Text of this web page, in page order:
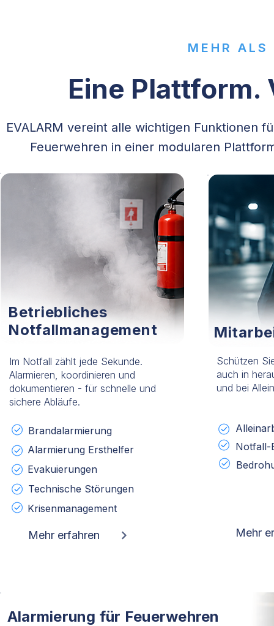
MEHR ALS
Eine Plattform.
EVALARM vereint alle wichtigen Funktionen
Feuerwehren in einer modularen
Betriebliches
Notfallmanagement
Im Notfall zählt jede Sekunde.
Alarmieren, koordinieren und
dokumentieren - für schnelle und
sichere Abläufe.
Brandalarmierung
Alarmierung Ersthelfer
Evakuierungen
Technische Störungen
Krisenmanagement
Mehr erfahren
Schützen
auch in
und bei
Notfall-
Mehr
Alarmierung für Feuerwehren